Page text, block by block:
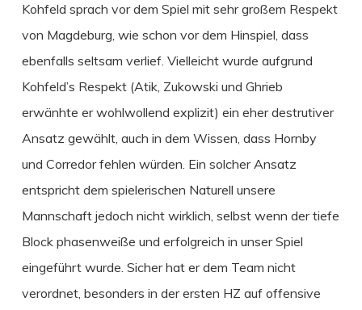
Kohfeld sprach vor dem Spiel mit sehr großem Respekt
von Magdeburg, wie schon vor dem Hinspiel, dass
ebenfalls seltsam verlief. Vielleicht wurde aufgrund
Kohfeld’s Respekt (Atik, Zukowski und Ghrieb
erwänhte er wohlwollend explizit) ein eher destrutiver
Ansatz gewählt, auch in dem Wissen, dass Hornby
und Corredor fehlen würden. Ein solcher Ansatz
entspricht dem spielerischen Naturell unsere
Mannschaft jedoch nicht wirklich, selbst wenn der tiefe
Block phasenweiße und erfolgreich in unser Spiel
eingeführt wurde. Sicher hat er dem Team nicht
verordnet, besonders in der ersten HZ auf offensive